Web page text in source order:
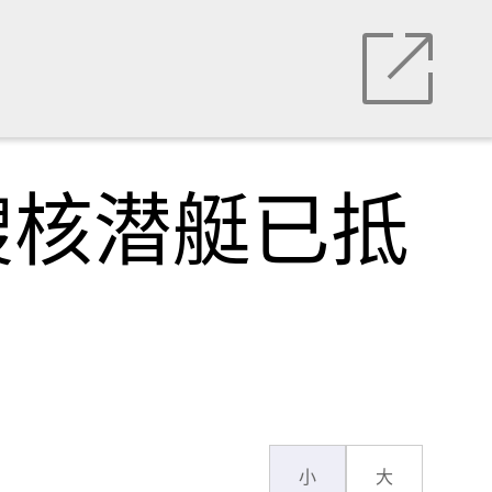
潜艇已抵
小 大